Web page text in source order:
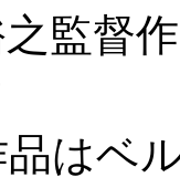
作品
ルリ